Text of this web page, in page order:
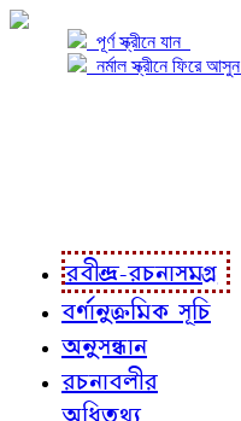
পূর্ণ স্ক্রীনে যান
নর্মাল স্ক্রীনে ফিরে আসুন
রবীন্দ্র-রচনাসমগ্র
বর্ণানুক্রমিক সূচি
অনুসন্ধান
রচনাবলীর
অধিতথ্য